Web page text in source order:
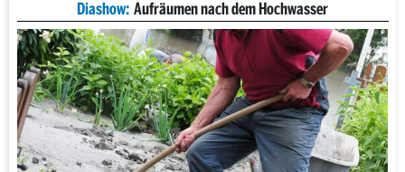
Diashow: Aufräumen nach dem Hochwasser